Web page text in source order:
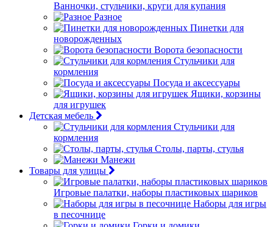
Ванночки, стульчики, круги для купания
Разное
Пинетки для
новорожденных
Ворота безопасности
Стульчики для
кормления
Посуда и аксессуары
Ящики, корзины
для игрушек
Детская мебель
Стульчики для
кормления
Столы, парты, стулья
Манежи
Товары для улицы
Игровые палатки, наборы пластиковых шариков
Наборы для игры
в песочнице